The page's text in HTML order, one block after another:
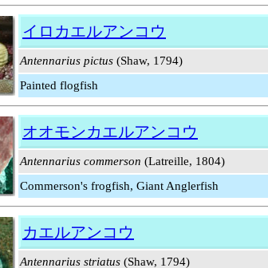
イロカエルアンコウ
Antennarius pictus (Shaw, 1794)
Painted flogfish
オオモンカエルアンコウ
Antennarius commerson (Latreille, 1804)
Commerson's frogfish, Giant Anglerfish
カエルアンコウ
Antennarius striatus (Shaw, 1794)